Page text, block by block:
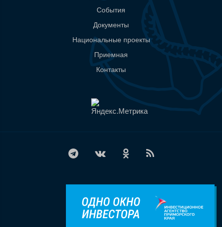
События
Документы
Национальные проекты
Приемная
Контакты